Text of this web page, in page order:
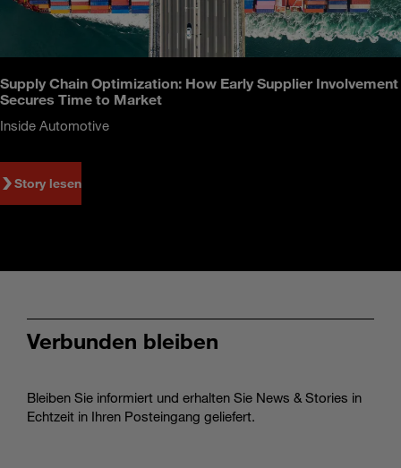
Supply Chain Optimization: How Early Supplier Involvement
Secures Time to Market
Inside Automotive
Story lesen
Verbunden bleiben
Bleiben Sie informiert und erhalten Sie News & Stories in
Echtzeit in Ihren Posteingang geliefert.